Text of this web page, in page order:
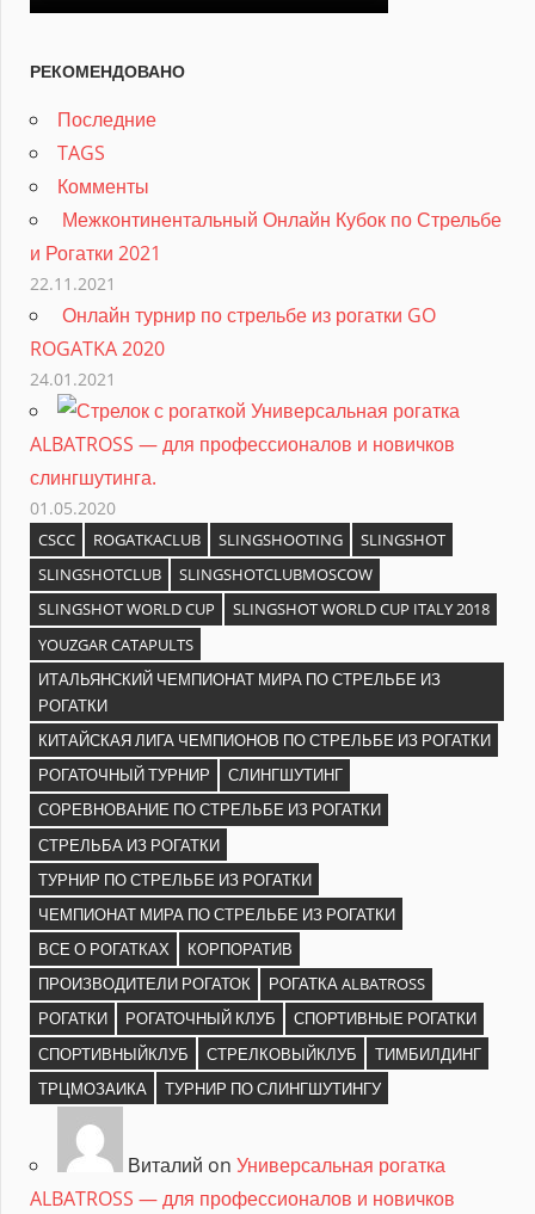
РЕКОМЕНДОВАНО
Последние
TAGS
Комменты
Межконтинентальный Онлайн Кубок по Стрельбе
и Рогатки 2021
22.11.2021
Онлайн турнир по стрельбе из рогатки GO
ROGATKA 2020
24.01.2021
Универсальная рогатка
ALBATROSS — для профессионалов и новичков
слингшутинга.
01.05.2020
CSCC ROGATKACLUB SLINGSHOOTING
SLINGSHOT
SLINGSHOTCLUB
SLINGSHOTCLUBMOSCOW
SLINGSHOT WORLD CUP
SLINGSHOT WORLD CUP ITALY 2018
YOUZGAR CATAPULTS
ИТАЛЬЯНСКИЙ ЧЕМПИОНАТ МИРА ПО СТРЕЛЬБЕ ИЗ
РОГАТКИ
КИТАЙСКАЯ ЛИГА ЧЕМПИОНОВ ПО СТРЕЛЬБЕ ИЗ РОГАТКИ
РОГАТОЧНЫЙ ТУРНИР
СЛИНГШУТИНГ
СОРЕВНОВАНИЕ ПО СТРЕЛЬБЕ ИЗ РОГАТКИ
СТРЕЛЬБА ИЗ РОГАТКИ
ТУРНИР ПО СТРЕЛЬБЕ ИЗ РОГАТКИ
ЧЕМПИОНАТ МИРА ПО СТРЕЛЬБЕ ИЗ РОГАТКИ
ВСЕ О РОГАТКАХ
КОРПОРАТИВ
ПРОИЗВОДИТЕЛИ РОГАТОК
РОГАТКА ALBATROSS
РОГАТКИ
РОГАТОЧНЫЙ КЛУБ
СПОРТИВНЫЕ РОГАТКИ
СПОРТИВНЫЙКЛУБ
СТРЕЛКОВЫЙКЛУБ
ТИМБИЛДИНГ
ТРЦМОЗАИКА
ТУРНИР ПО СЛИНГШУТИНГУ
Виталий on Универсальная рогатка
ALBATROSS — для профессионалов и новичков